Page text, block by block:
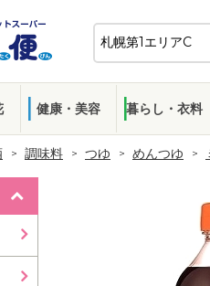
健康・美容 暮らし・衣料
調味料 つゆ めんつゆ